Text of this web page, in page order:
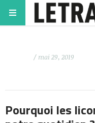
/ mai 29, 2019
Pourquoi les